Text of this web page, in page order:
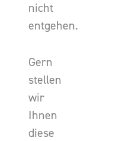
nicht
entgehen.
Gern
stellen
wir
Ihnen
diese